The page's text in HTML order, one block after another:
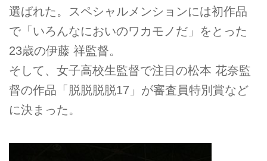
選ばれた。スペシャルメンションには初作品
で「いろんなにおいのワカモノだ」をとった
23歳の伊藤 祥監督。
そして、女子高校生監督で注目の松本 花奈監
督の作品「脱脱脱脱17」が審査員特別賞など
に決まった。